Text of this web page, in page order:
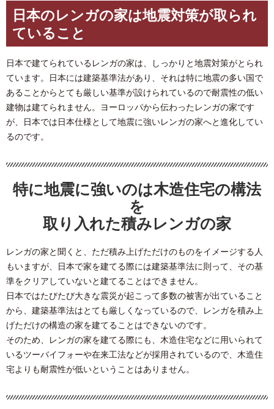
日本のレンガの家は地震対策が取られ
ていること
日本で建てられているレンガの家は、しっかりと地震対策がとられ
ています。日本には建築基準法があり、それは特に地震の多い国で
あることからとても厳しい基準が設けられているので耐震性の低い
建物は建てられません。ヨーロッパから伝わったレンガの家です
が、日本では日本仕様として地震に強いレンガの家へと進化してい
るのです。
特に地震に強いのは木造住宅の構法
を
取り入れた積みレンガの家
レンガの家と聞くと、ただ積み上げただけのものをイメージする人
もいますが、日本で家を建てる際には建築基準法に則って、その基
準をクリアしていないと建てることはできません。
日本ではたびたび大きな震災が起こって多数の被害が出ていること
から、建築基準法はとても厳しくなっているので、レンガを積み上
げただけの構造の家を建てることはできないのです。
そのため、レンガの家を建てる際にも、木造住宅などに用いられて
いるツーバイフォーや在来工法などが採用されているので、木造住
宅よりも耐震性が低いということはありません。